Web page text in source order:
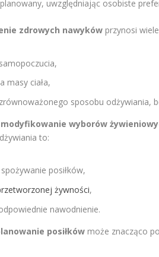
uwzględniając osobiste
zdrowych nawyków przynosi
masy ciała,
sposobu odżywiania,
wyborów
to:
posiłków,
żywności,
nawodnienie.
posiłków może znacząco